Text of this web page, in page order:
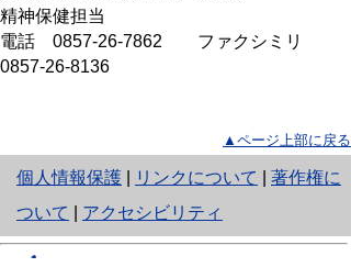
精神保健担当
電話 0857-26-7862 ファクシミリ
0857-26-8136
▲ページ上部に戻る
個人情報保護
と
り
ネ
リンクについて
著作権に
ついて
アクセシビリティ